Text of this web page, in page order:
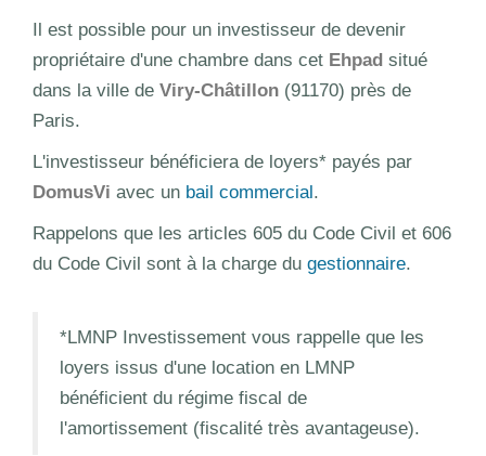
Il est possible pour un investisseur de devenir
propriétaire d'une chambre dans cet Ehpad situé
dans la ville de Viry-Châtillon (91170) près de
Paris.
L'investisseur bénéficiera de loyers* payés par
DomusVi avec un bail commercial.
Rappelons que les articles 605 du Code Civil et 606
du Code Civil sont à la charge du gestionnaire.
*LMNP Investissement vous rappelle que les
loyers issus d'une location en LMNP
bénéficient du régime fiscal de
l'amortissement (fiscalité très avantageuse).